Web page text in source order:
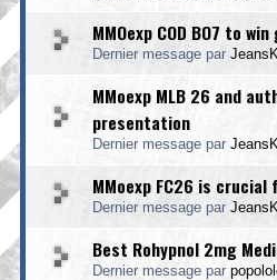
MMOexp COD BO7 to
Dernier message par
MMoexp MLB 26 and
presentation
Dernier message par
MMoexp FC26 is
Dernier message par
Best Rohypnol 2mg
Dernier message par